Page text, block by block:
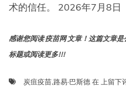
术的信任。 2026年7月8日
感谢您阅读 疫苗网 文章！这篇文章
标题或阅读更多!!!
炭疽疫苗,路易·巴斯德 在 审
上留下